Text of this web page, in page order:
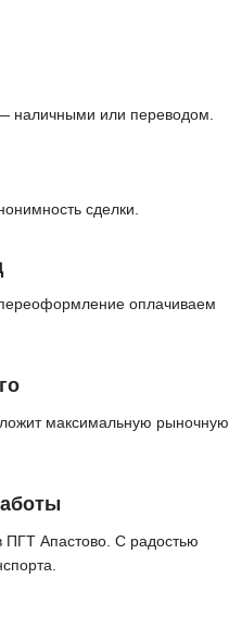
наличными или переводом.
сделки.
оплачиваем
максимальную рыночную
Апастово. С радостью